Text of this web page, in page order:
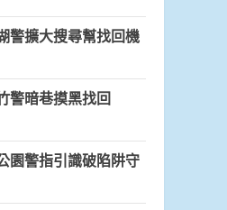
擴大搜尋幫找回機
暗巷摸黑找回
警指引識破陷阱守